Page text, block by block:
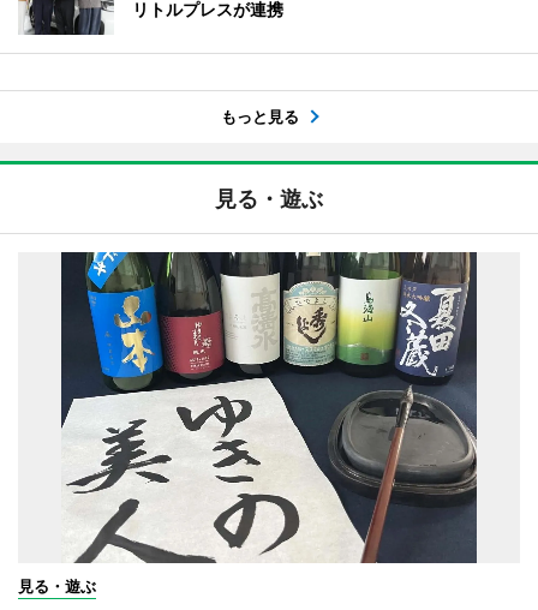
リトルプレスが連携
もっと見る
見る・遊ぶ
見る・遊ぶ